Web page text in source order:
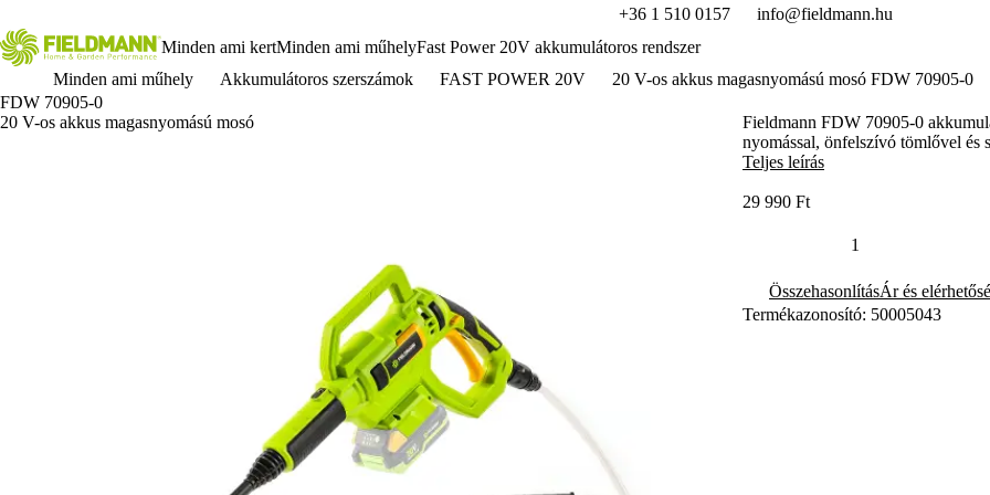
+36 1 510 0157
info@fieldmann.hu
Minden ami kertMinden ami műhelyFast Power 20V akkumulátoros rendszer
Minden ami műhely
Akkumulátoros szerszámok FAST POWER 20V
20 V-os akkus magasnyomású mosó FDW 70905-0
FDW 70905-0
20 V-os akkus magasnyomású mosó
Fieldmann FDW 70905-0
nyomással, önfelszívó tömlővel és
Teljes leírás
29 990 Ft
ÖsszehasonlításÁr és
Termékazonosító: 50005043